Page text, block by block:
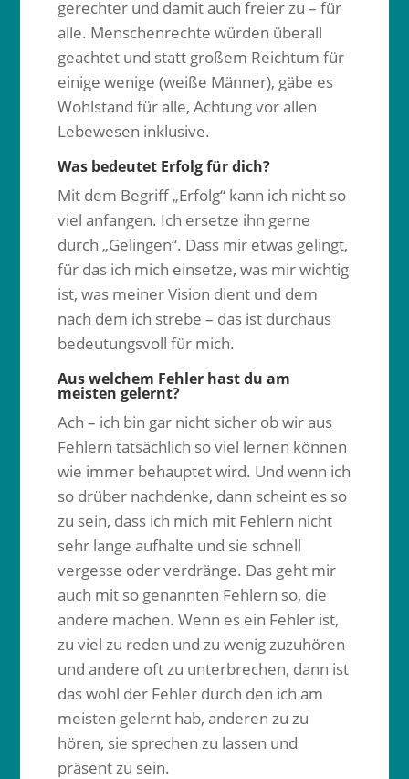
gerechter und damit auch freier zu – für
alle. Menschenrechte würden überall
geachtet und statt großem Reichtum für
einige wenige (weiße Männer), gäbe es
Wohlstand für alle, Achtung vor allen
Lebewesen inklusive.
Was bedeutet Erfolg für dich?
Mit dem Begriff „Erfolg“ kann ich nicht so
viel anfangen. Ich ersetze ihn gerne
durch „Gelingen“. Dass mir etwas gelingt,
für das ich mich einsetze, was mir wichtig
ist, was meiner Vision dient und dem
nach dem ich strebe – das ist durchaus
bedeutungsvoll für mich.
Aus welchem Fehler hast du am
meisten gelernt?
Ach – ich bin gar nicht sicher ob wir aus
Fehlern tatsächlich so viel lernen können
wie immer behauptet wird. Und wenn ich
so drüber nachdenke, dann scheint es so
zu sein, dass ich mich mit Fehlern nicht
sehr lange aufhalte und sie schnell
vergesse oder verdränge. Das geht mir
auch mit so genannten Fehlern so, die
andere machen. Wenn es ein Fehler ist,
zu viel zu reden und zu wenig zuzuhören
und andere oft zu unterbrechen, dann ist
das wohl der Fehler durch den ich am
meisten gelernt hab, anderen zu zu
hören, sie sprechen zu lassen und
präsent zu sein.